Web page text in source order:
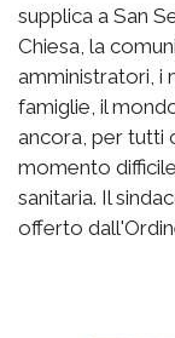
supplica a San
Chiesa, la
amministratori, i
famiglie, il
ancora, per tutti
momento
sanitaria. Il
offerto